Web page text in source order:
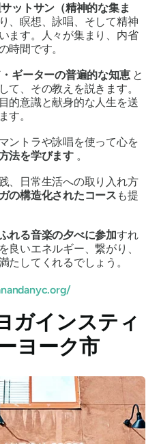
ットサン（精神的な集ま
、瞑想、詠唱、そして精神
ます。人々が集まり、内省
時間です。
ギーターの普遍的な知恵と
て、その教えを説きます。
的意識と献身的な人生を送
す。
ントラや詠唱を使って心を
法を学びます 。
、日常生活への取り入れ方
の構造化されたコース も提
れる音楽の夕べに参加すれ
良いエネルギー、繋がり、
たしてくれるでしょう。
ガインスティ
ヨーク市